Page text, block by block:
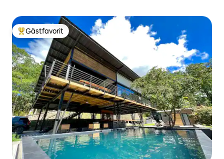
Populär gästfavorit
Gästfavorit